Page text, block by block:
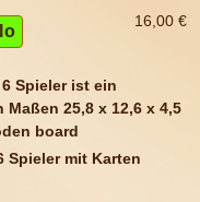
16,00 €
Spieler mit Karten